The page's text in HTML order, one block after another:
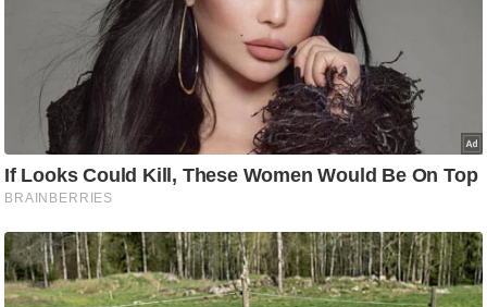
त्रा
ले
श
न
शि
प